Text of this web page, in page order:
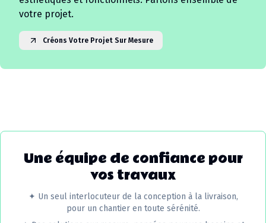
votre projet.
Créons Votre Projet Sur Mesure
Une équipe de confiance pour
vos travaux
✦ Un seul interlocuteur de la conception à la livraison,
pour un chantier en toute sérénité.